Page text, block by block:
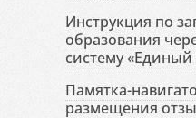
Инструкция по
образования
систему «Единый
Памятка-
размещения